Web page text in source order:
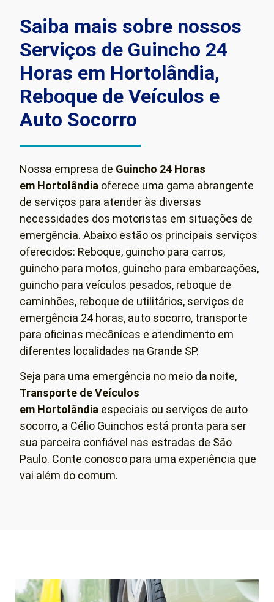
Saiba mais sobre nossos
Serviços de Guincho 24
Horas em Hortolândia,
Reboque de Veículos e
Auto Socorro
Nossa empresa de Guincho 24 Horas
em Hortolândia oferece uma gama abrangente
de serviços para atender às diversas
necessidades dos motoristas em situações de
emergência. Abaixo estão os principais serviços
oferecidos: Reboque, guincho para carros,
guincho para motos, guincho para embarcações,
guincho para veículos pesados, reboque de
caminhões, reboque de utilitários, serviços de
emergência 24 horas, auto socorro, transporte
para oficinas mecânicas e atendimento em
diferentes localidades na Grande SP.
Seja para uma emergência no meio da noite,
Transporte de Veículos
em Hortolândia especiais ou serviços de auto
socorro, a Célio Guinchos está pronta para ser
sua parceira confiável nas estradas de São
Paulo. Conte conosco para uma experiência que
vai além do comum.